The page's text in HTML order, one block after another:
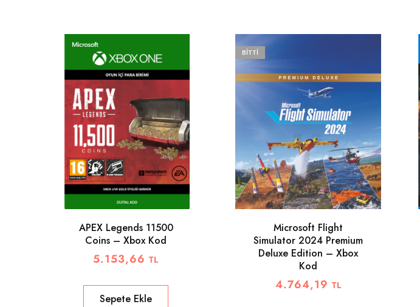
APEX Legends 11500
Coins – Xbox Kod
5.153,66 TL
Sepete Ekle
BITTI
Microsoft Flight
Simulator 2024 Premium
Deluxe Edition – Xbox
Kod
4.764,19 TL